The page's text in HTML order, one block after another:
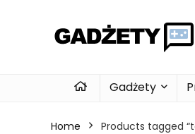
Gadżety
Home Products tagged